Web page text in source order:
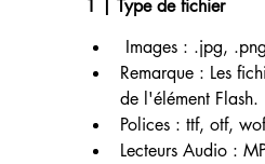
1 | Type de fichier
Images : .jpg,
Remarque : Les
de l'élément Flash.
Polices : ttf, otf,
Lecteurs Audio :